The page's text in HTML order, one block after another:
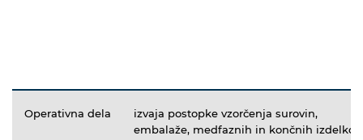
Operativna dela
izvaja postopke vzorčenja surovin,
embalaže, medfaznih in končnih izdelkov